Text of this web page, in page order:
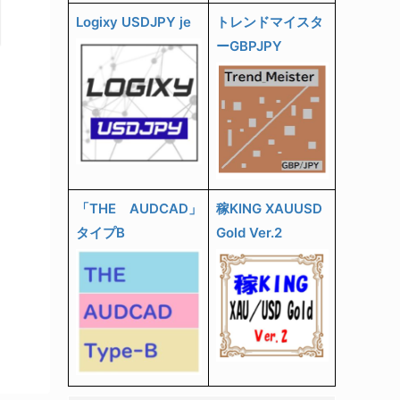
Logixy USDJPY je
トレンドマイスタ
ーGBPJPY
「THE AUDCAD」
タイプB
稼KING XAUUSD
Gold Ver.2